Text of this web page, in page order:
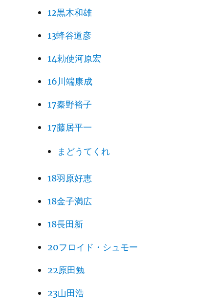
12黒木和雄
13蜂谷道彦
14勅使河原宏
16川端康成
17秦野裕子
17藤居平一
まどうてくれ
18羽原好恵
18金子満広
18長田新
20フロイド・シュモー
22原田勉
23山田浩